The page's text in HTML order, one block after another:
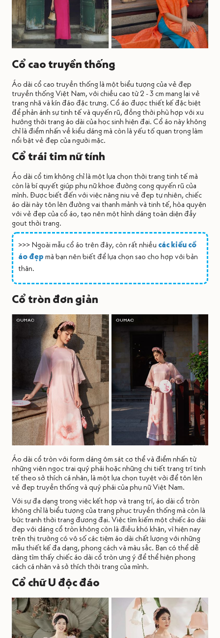
Cổ cao truyền thống
Áo dài cổ cao truyền thống là một biểu tượng của vẻ đẹp
truyền thống Việt Nam, với chiều cao từ 2 - 3 cm mang lại vẻ
trang nhã và kín đáo đặc trưng. Cổ áo được thiết kế đặc biệt
để phản ánh sự tinh tế và quyến rũ, đồng thời phù hợp với xu
hướng thời trang áo dài của học sinh hiện đại. Cổ áo này không
chỉ là điểm nhấn về kiểu dáng mà còn là yếu tố quan trọng làm
nổi bật vẻ đẹp của người mặc.
Cổ trái tim nữ tính
Áo dài cổ tim không chỉ là một lựa chọn thời trang tinh tế mà
còn là bí quyết giúp phụ nữ khoe đường cong quyến rũ của
mình. Được biết đến với việc nâng niu vẻ đẹp tự nhiên, chiếc
áo dài này tôn lên đường vai thanh mảnh và tinh tế, hòa quyện
với vẻ đẹp của cổ áo, tạo nên một hình dáng toàn diện đầy
gout thời trang.
>>> Ngoài mẫu cổ áo trên đây, còn rất nhiều các kiểu cổ
áo đẹp mà bạn nên biết để lựa chọn sao cho hợp với bản
thân.
Cổ tròn đơn giản
Áo dài cổ tròn với form dáng ôm sát cơ thể và điểm nhấn từ
những viên ngọc trai quý phái hoặc những chi tiết trang trí tinh
tế theo sở thích cá nhân, là một lựa chọn tuyệt vời để tôn lên
vẻ đẹp truyền thống và quý phái của phụ nữ Việt Nam.
Với sự đa dạng trong việc kết hợp và trang trí, áo dài cổ tròn
không chỉ là biểu tượng của trang phục truyền thống mà còn là
bức tranh thời trang đương đại. Việc tìm kiếm một chiếc áo dài
đẹp với dáng cổ tròn không còn là điều khó khăn, vì hiện nay
trên thị trường có vô số các tiệm áo dài chất lượng với những
mẫu thiết kế đa dạng, phong cách và màu sắc. Bạn có thể dễ
dàng tìm thấy chiếc áo dài cổ tròn ưng ý để thể hiện phong
cách cá nhân và sở thích thời trang của mình.
Cổ chữ U độc đáo